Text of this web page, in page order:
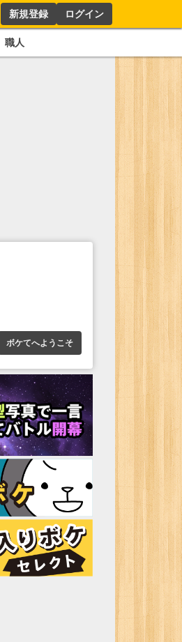
新規登録 ログイン
職人
ボケてへようこそ